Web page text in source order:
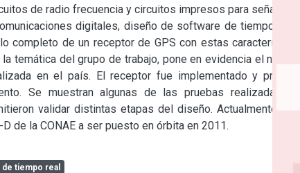
de radio frecuencia y circuitos impresos para señales de
digitales, diseño de software de tiempo real y
completo de un receptor de GPS con estas características,
temática del grupo de trabajo, pone en evidencia el nivel de
en el país. El receptor fue implementado y probado,
Se muestran algunas de las pruebas realizadas, por
validar distintas etapas del diseño. Actualmente, este
de la CONAE a ser puesto en órbita en 2011.
tiempo real